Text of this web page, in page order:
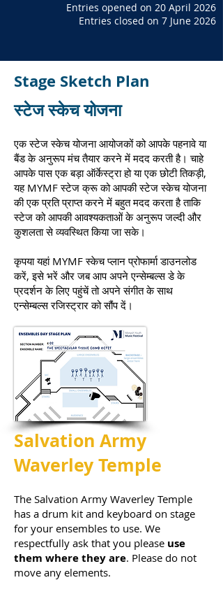
Entries opened on 20 April 2026
Entries closed on 7 June 2026
Stage Sketch Plan
स्टेज स्केच योजना
एक स्टेज स्केच योजना आयोजकों को आपके पहनावे या
बैंड के अनुरूप मंच तैयार करने में मदद करती है। चाहे
आपके पास एक बड़ा ऑर्केस्ट्रा हो या एक छोटी तिकड़ी,
यह MYMF स्टेज क्रू को आपकी स्टेज स्केच योजना
की एक प्रति प्राप्त करने में बहुत मदद करता है ताकि
स्टेज को आपकी आवश्यकताओं के अनुरूप जल्दी और
कुशलता से व्यवस्थित किया जा सके।
कृपया यहां MYMF स्केच प्लान प्रोफार्मा डाउनलोड
करें, इसे भरें और जब आप अपने एन्सेम्बल्स डे के
प्रदर्शन के लिए पहुंचें तो अपने संगीत के साथ
एन्सेम्बल्स रजिस्ट्रार को सौंप दें।
Salvation Army
Waverley Temple
The Salvation Army Waverley Temple
has a drum kit and keyboard on stage
for your ensembles to use. We
respectfully ask that you please use
them where they are. Please do not
move any elements.